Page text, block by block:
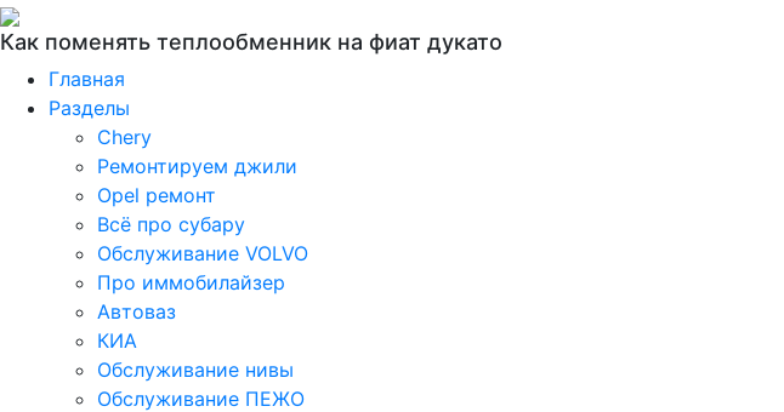
Как поменять теплообменник на фиат дукато
Главная
Разделы
Chery
Ремонтируем джили
Opel ремонт
Всё про субару
Обслуживание VOLVO
Про иммобилайзер
Автоваз
КИА
Обслуживание нивы
Обслуживание ПЕЖО